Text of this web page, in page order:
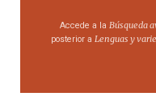
Accede a la Búsqueda
posterior a Lenguas y